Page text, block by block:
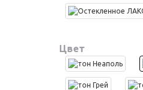
Цвет